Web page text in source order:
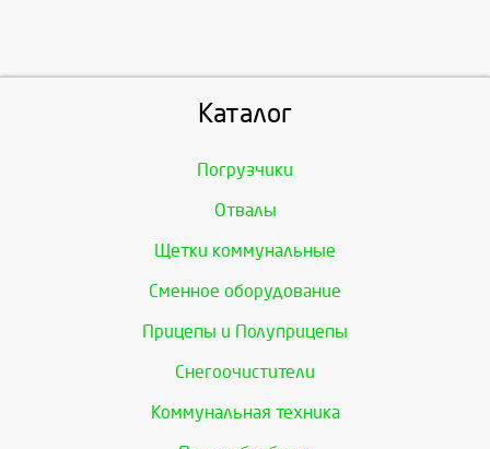
Каталог
Погрузчики
Отвалы
Щетки коммунальные
Сменное оборудование
Прицепы и Полуприцепы
Снегоочистители
Коммунальная техника